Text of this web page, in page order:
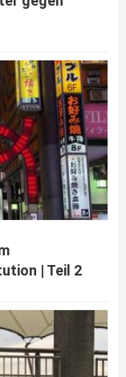
| Teil 2